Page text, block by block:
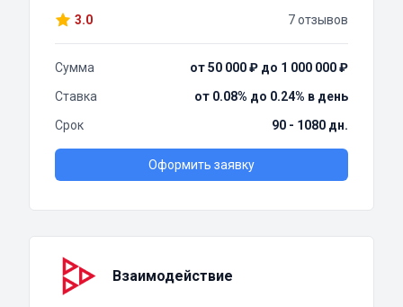
3.0 7 отзывов
Сумма
от 50 000 ₽ до 1 000 000 ₽
Ставка
от 0.08% до 0.24% в день
Срок
90 - 1080 дн.
Оформить заявку
Взаимодействие